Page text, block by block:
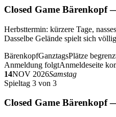
Closed Game Bärenkopf
Herbsttermin: kürzere Tage,
Dasselbe Gelände spielt sich
BärenkopfGanztagsPlätze
Anmeldung folgtAnmeldeseite
14NOV 2026Samstag
Spieltag 3 von 3
Closed Game Bärenkopf